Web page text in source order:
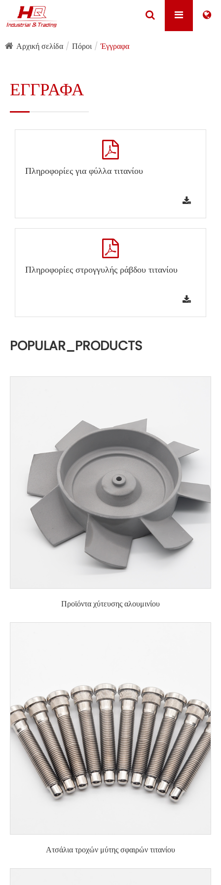
Αρχική σελίδα Πόροι Έγγραφα
ΈΓΓΡΑΦΑ
Πληροφορίες για φύλλα τιτανίου
Πληροφορίες στρογγυλής ράβδου τιτανίου
POPULAR_PRODUCTS
Προϊόντα χύτευσης αλουμινίου
Ατσάλια τροχών μύτης σφαιρών τιτανίου